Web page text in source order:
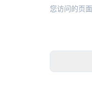
您访问的页